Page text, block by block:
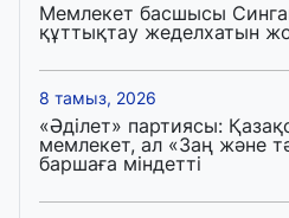
Мемлекет басшысы
құттықтау жеделхатын
8 тамыз, 2026
«Әділет» партиясы:
мемлекет, ал «Заң және
баршаға міндетті